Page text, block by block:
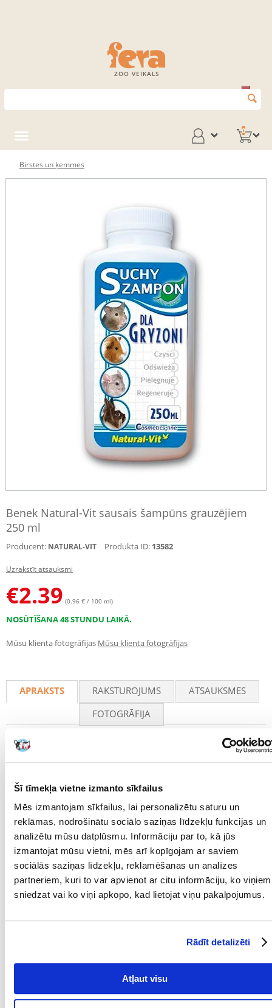
Šī tīmekļa vietne izmanto sīkfailus
Mēs izmantojam sīkfailus, lai personalizētu saturu un
reklāmas, nodrošinātu sociālo saziņas līdzekļu funkcijas un
analizētu mūsu datplūsmu. Informāciju par to, kā jūs
izmantojat mūsu vietni, mēs arī kopīgojam ar saviem
sociālās saziņas līdzekļu, reklamēšanas un analīzes
partneriem, kuri to var apvienot ar citu informāciju, ko viņiem
sniedzat vai ko viņi apkopo, kad lietojat viņu pakalpojumus.
Rādīt detalizēti
Atļaut visu
ZOO VEIKALS
0
Birstes un ķemmes
Benek Natural-Vit sausais šampūns grauzējiem
250 ml
Producent: NATURAL-VIT Produkta ID: 13582
Uzrakstīt atsauksmi
€2.39 (0.96 € / 100 ml)
NOSŪTĪŠANA 48 STUNDU LAIKĀ.
Mūsu klienta fotogrāfijas Mūsu klienta fotogrāfijas
APRAKSTS RAKSTUROJUMS
ATSAUKSMES
FOTOGRĀFIJA
Barojošs sausais šampūns visiem grauzējiem un trušiem.
Tā sastāvā ir dabiskas izcelsmes smalks pulveris, kam piemīt
atsvaidzinošs un spirdzinošs aromāts.
Tas stiprina un padara elastīgāku kažoka struktūru. Tas atstāj
patīkamu aromātu.
Tas ir neitrāls dzīvniekiem un cilvēkiem.
Parametri
SUGA: Šampūns
TILPUMS (ML): 250
PRODUCENT: NATURAL-VIT
Mērķis
MĀJDZĪVNIEKAM:
Smalkiem zīdītājiem